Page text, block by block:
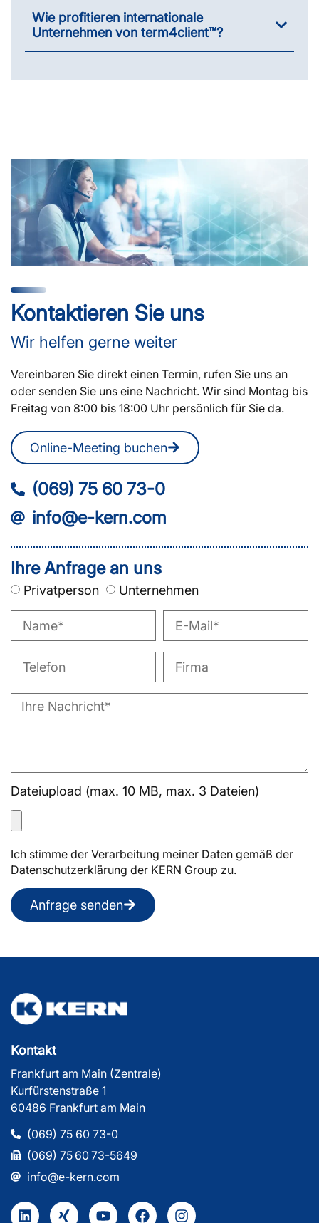
Wie profitieren internationale
Unternehmen von term4client™?
Kontaktieren Sie uns
Wir helfen gerne weiter
Vereinbaren Sie direkt einen Termin, rufen Sie uns an
oder senden Sie uns eine Nachricht. Wir sind Montag bis
Freitag von 8:00 bis 18:00 Uhr persönlich für Sie da.
Online-Meeting buchen
(069) 75 60 73-0
info@e-kern.com
Ihre Anfrage an uns
Privatperson Unternehmen
Dateiupload (max. 10 MB, max. 3 Dateien)
Ich stimme der Verarbeitung meiner Daten gemäß der
Datenschutzerklärung der KERN Group zu.
Anfrage senden
Kontakt
Frankfurt am Main (Zentrale)
Kurfürstenstraße 1
60486 Frankfurt am Main
(069) 75 60 73-0
(069) 75 60 73-5649
info@e-kern.com